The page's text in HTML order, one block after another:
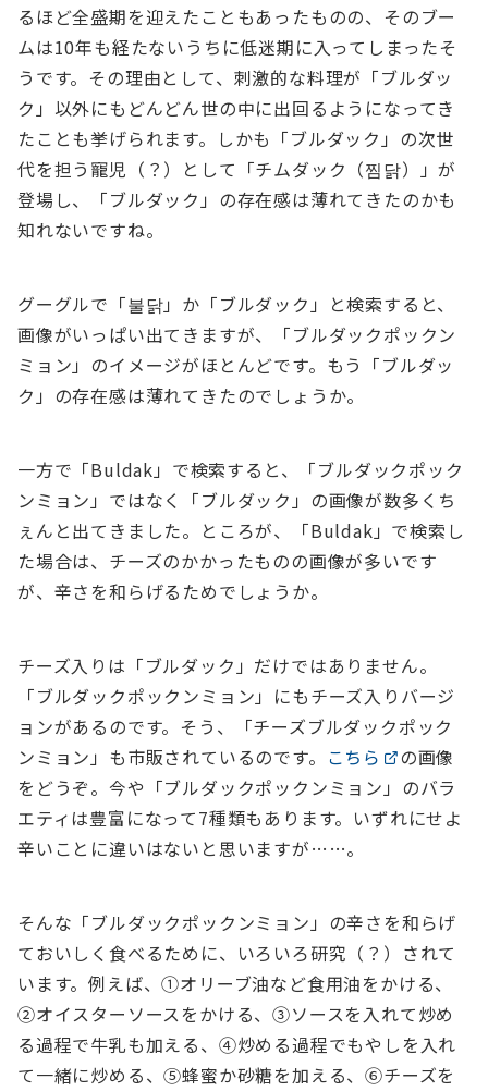
るほど全盛期を迎えたこともあったものの、そのブー
ムは10年も経たないうちに低迷期に入ってしまったそ
うです。その理由として、刺激的な料理が「ブルダッ
ク」以外にもどんどん世の中に出回るようになってき
たことも挙げられます。しかも「ブルダック」の次世
代を担う寵児（？）として「チムダック（찜닭）」が
登場し、「ブルダック」の存在感は薄れてきたのかも
知れないですね。
グーグルで「불닭」か「ブルダック」と検索すると、
画像がいっぱい出てきますが、「ブルダックポックン
ミョン」のイメージがほとんどです。もう「ブルダッ
ク」の存在感は薄れてきたのでしょうか。
一方で「Buldak」で検索すると、「ブルダックポック
ンミョン」ではなく「ブルダック」の画像が数多くち
ぇんと出てきました。ところが、「Buldak」で検索し
た場合は、チーズのかかったものの画像が多いです
が、辛さを和らげるためでしょうか。
チーズ入りは「ブルダック」だけではありません。
「ブルダックポックンミョン」にもチーズ入りバージ
ョンがあるのです。そう、「チーズブルダックポック
ンミョン」も市販されているのです。 こちら
の画像
をどうぞ。今や「ブルダックポックンミョン」のバラ
エティは豊富になって7種類もあります。いずれにせよ
辛いことに違いはないと思いますが……。
そんな「ブルダックポックンミョン」の辛さを和らげ
ておいしく食べるために、いろいろ研究（？）されて
います。例えば、①オリーブ油など食用油をかける、
②オイスターソースをかける、③ソースを入れて炒め
る過程で牛乳も加える、④炒める過程でもやしを入れ
て一緒に炒める、⑤蜂蜜か砂糖を加える、⑥チーズを